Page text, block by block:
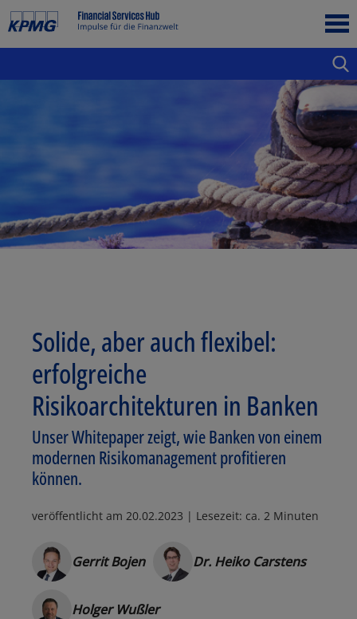
Solide, aber auch flexibel:
erfolgreiche
Risikoarchitekturen in Banken
Unser Whitepaper zeigt, wie Banken von einem
modernen Risikomanagement profitieren
können.
veröffentlicht am 20.02.2023 | Lesezeit: ca. 2 Minuten
Gerrit Bojen Dr. Heiko Carstens
Holger Wußler